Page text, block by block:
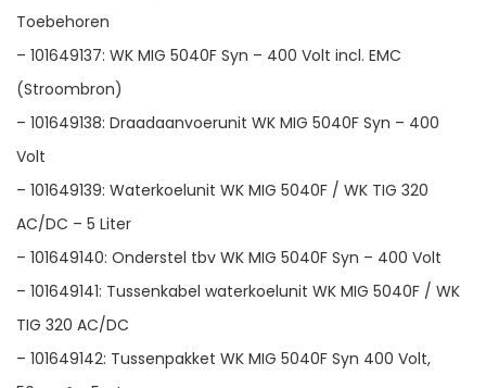
Toebehoren
– 101649137: WK MIG 5040F Syn – 400 Volt incl. EMC
(Stroombron)
– 101649138: Draadaanvoerunit WK MIG 5040F Syn – 400
Volt
– 101649139: Waterkoelunit WK MIG 5040F / WK TIG 320
AC/DC – 5 Liter
– 101649140: Onderstel tbv WK MIG 5040F Syn – 400 Volt
– 101649141: Tussenkabel waterkoelunit WK MIG 5040F / WK
TIG 320 AC/DC
– 101649142: Tussenpakket WK MIG 5040F Syn 400 Volt,